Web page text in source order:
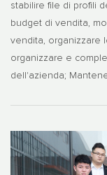
stabilire file di profili
budget di vendita,
vendita, organizzare
organizzare e
dell'azienda;